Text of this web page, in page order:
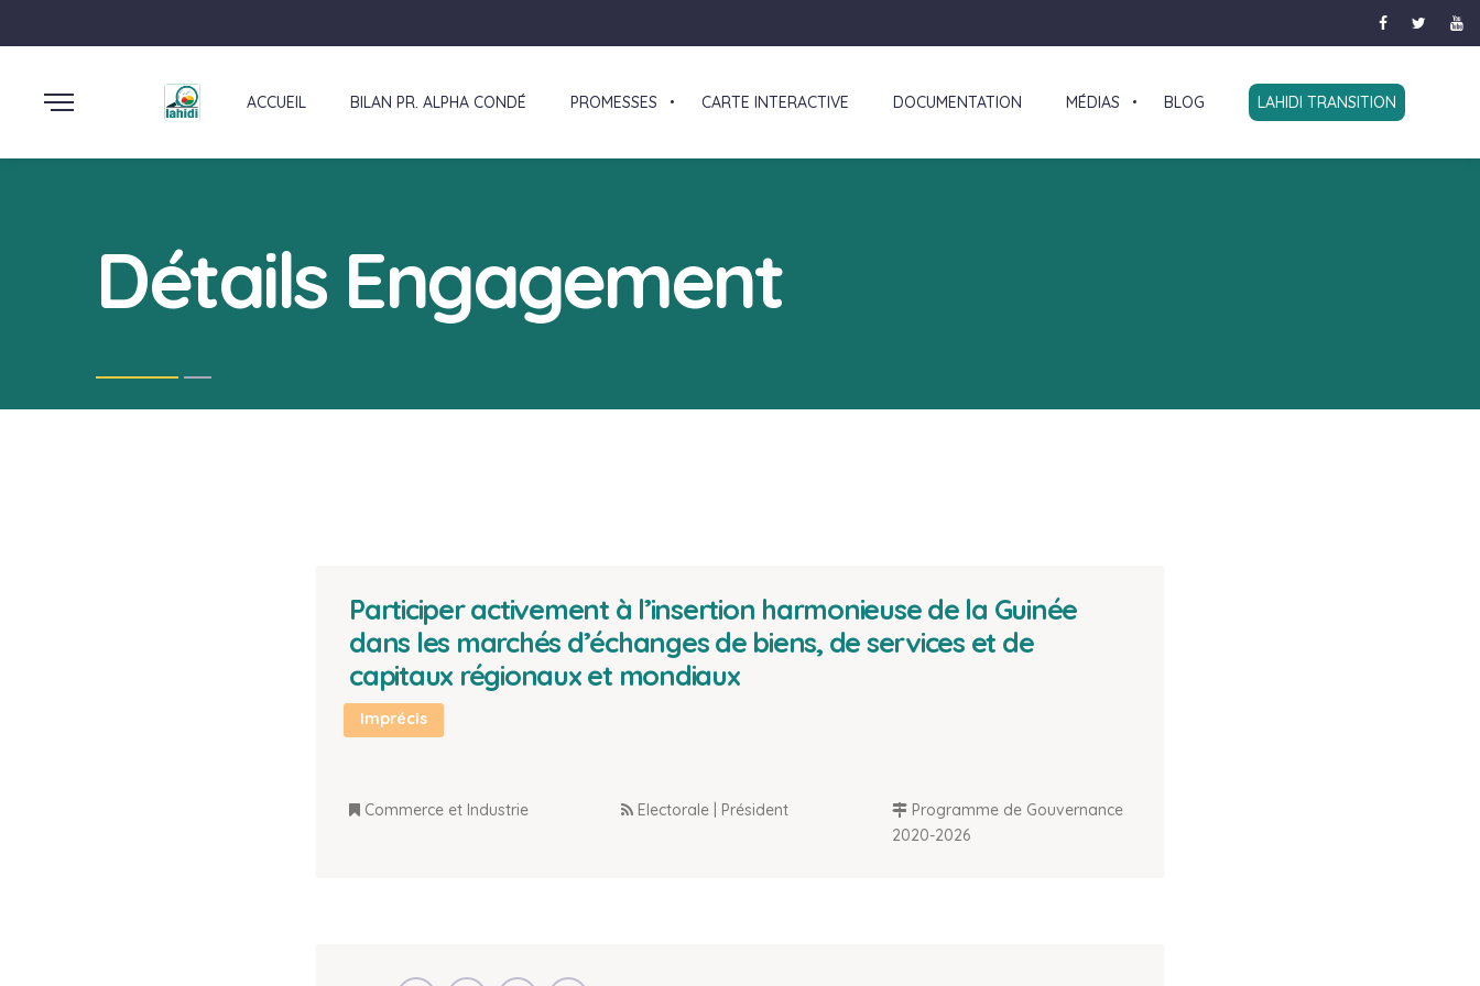
ACCUEIL BILAN PR. ALPHA CONDÉ PROMESSES CARTE INTERACTIVE DOCUMENTATION MÉDIAS BLOG LAHIDI TRANSITION
Détails Engagement
Participer activement à l’insertion harmonieuse de la Guinée
dans les marchés d’échanges de biens, de services et de
capitaux régionaux et mondiaux
Imprécis
Commerce et Industrie Electorale | Président
Programme de Gouvernance
2020-2026